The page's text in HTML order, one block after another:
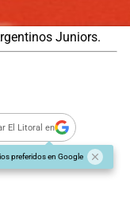
Juniors.
El Litoral en
preferidos en Google